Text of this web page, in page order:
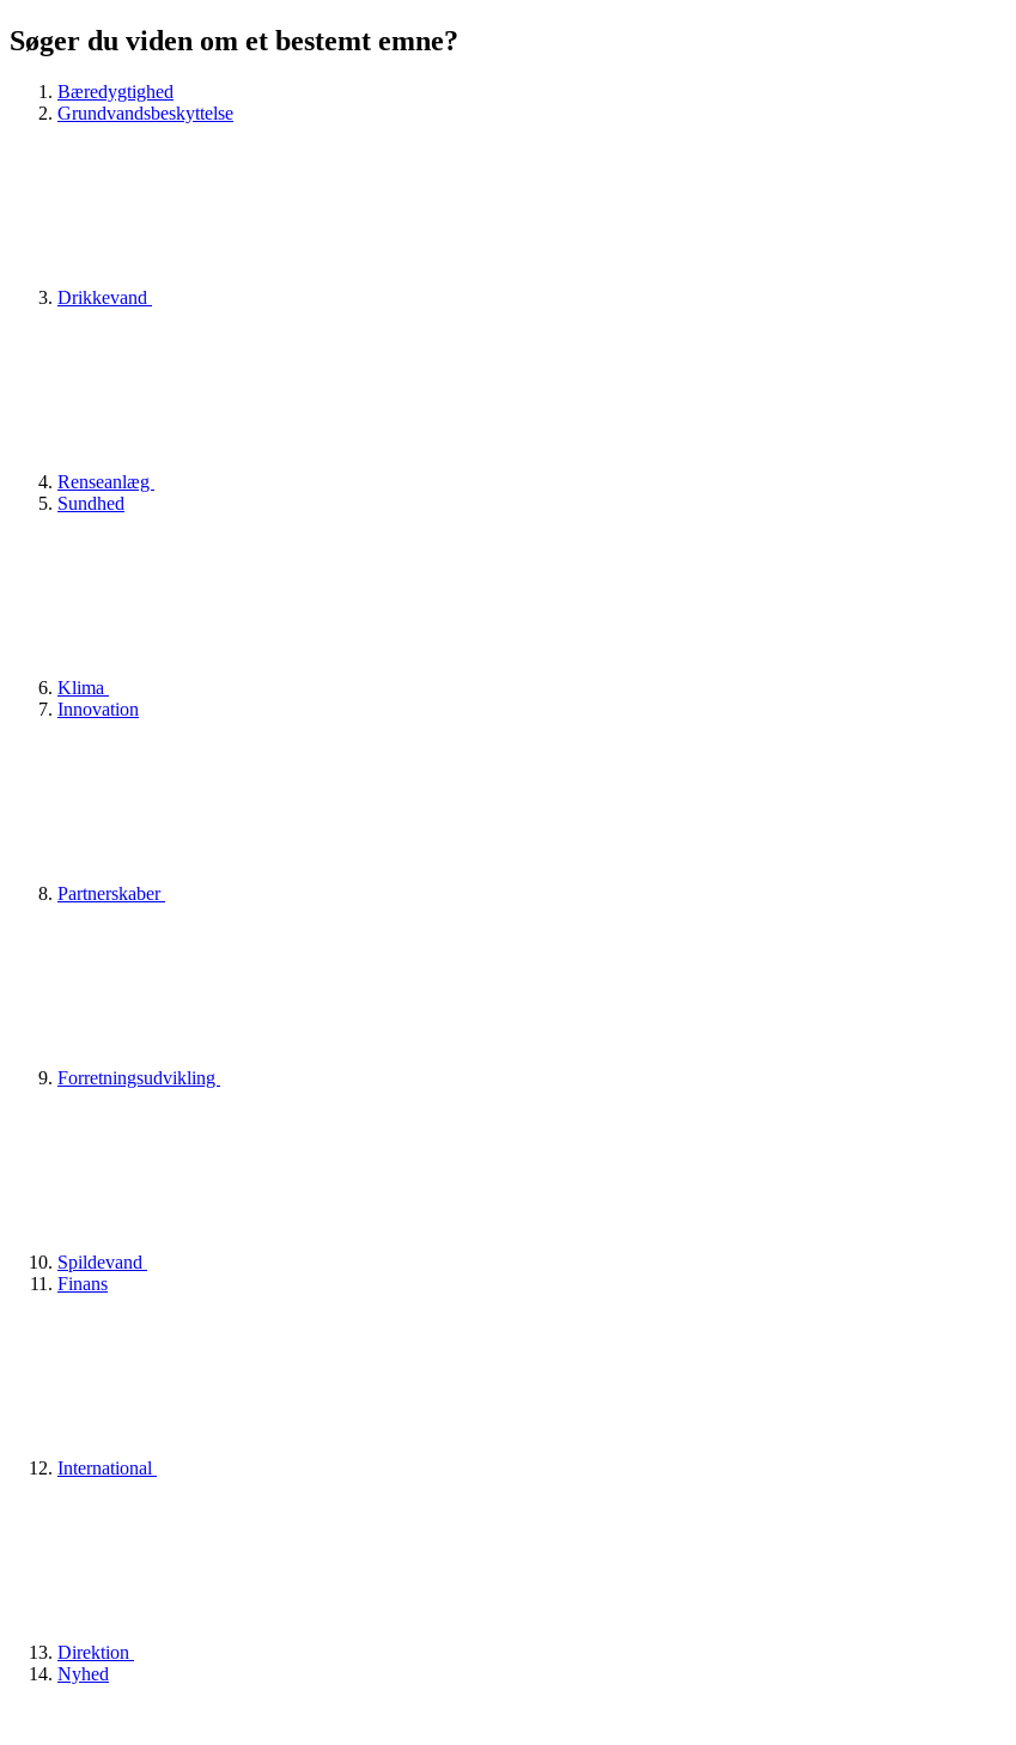
Søger du viden om et bestemt emne?
Bæredygtighed
Grundvandsbeskyttelse
Drikkevand
Renseanlæg
Sundhed
Klima
Innovation
Partnerskaber
Forretningsudvikling
Spildevand
Finans
International
Direktion
Nyhed